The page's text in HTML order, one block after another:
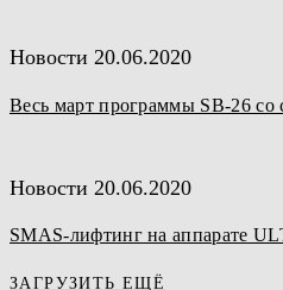
Новости 20.06.2020
Весь март программы SB-26 со
Новости 20.06.2020
SMAS-лифтинг на аппарате
ЗАГРУЗИТЬ ЕЩЁ